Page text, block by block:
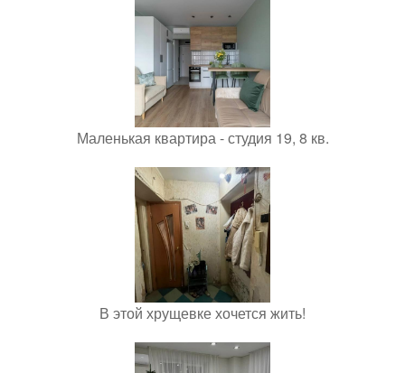
Маленькая квартира - студия 19, 8 кв.
В этой хрущевке хочется жить!